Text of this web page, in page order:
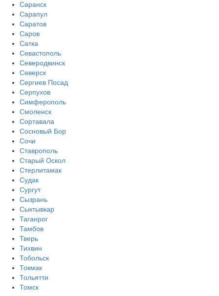
Саранск
Сарапул
Саратов
Саров
Сатка
Севастополь
Северодвинск
Северск
Сергиев Посад
Серпухов
Симферополь
Смоленск
Сортавала
Сосновый Бор
Сочи
Ставрополь
Старый Оскол
Стерлитамак
Судак
Сургут
Сызрань
Сыктывкар
Таганрог
Тамбов
Тверь
Тихвин
Тобольск
Токмак
Тольятти
Томск